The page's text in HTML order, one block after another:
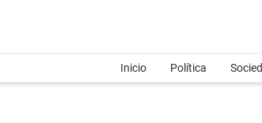
Inicio Política